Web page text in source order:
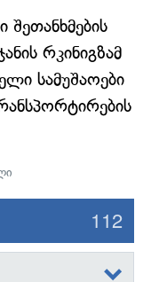
შეთანხმების
რკინიგზამ
სამუშაოები
112